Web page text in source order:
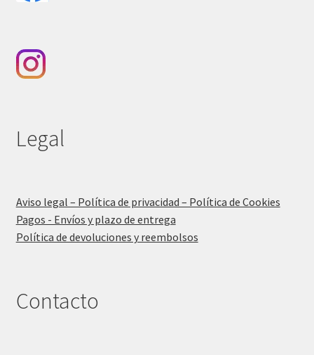
Legal
Aviso legal – Política de privacidad – Política de Cookies
Pagos - Envíos y plazo de entrega
Política de devoluciones y reembolsos
Contacto